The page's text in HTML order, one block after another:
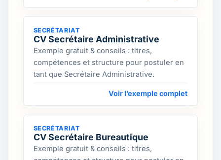
SECRÉTARIAT
CV Secrétaire Administrative
Exemple gratuit & conseils : titres,
compétences et structure pour postuler en
tant que Secrétaire Administrative.
Voir l’exemple complet
SECRÉTARIAT
CV Secrétaire Bureautique
Exemple gratuit & conseils : titres,